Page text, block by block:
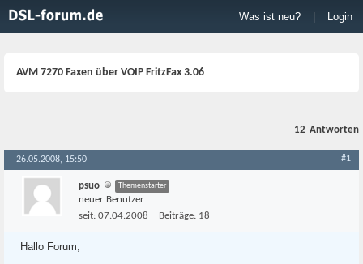
Was ist neu? Login
AVM 7270 Faxen über VOIP FritzFax 3.06
12 Antworten
26.05.2008, 15:50 #1
psuo Themenstarter
neuer Benutzer
seit: 07.04.2008 Beiträge: 18
Hallo Forum,